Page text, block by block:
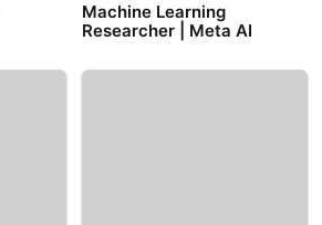
Machine Learning
Researcher | Meta AI